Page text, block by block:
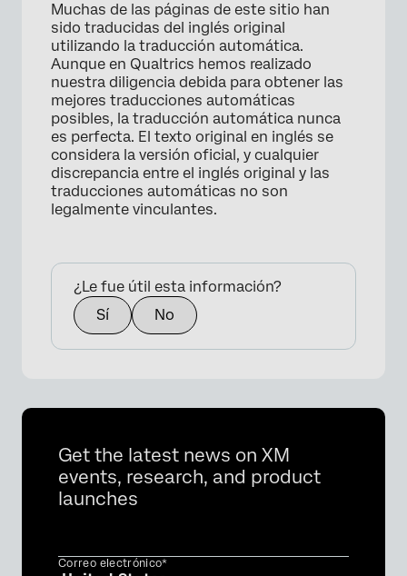
Muchas de las páginas de este sitio han
sido traducidas del inglés original
utilizando la traducción automática.
Aunque en Qualtrics hemos realizado
nuestra diligencia debida para obtener las
mejores traducciones automáticas
posibles, la traducción automática nunca
es perfecta. El texto original en inglés se
considera la versión oficial, y cualquier
discrepancia entre el inglés original y las
traducciones automáticas no son
legalmente vinculantes.
¿Le fue útil esta información?
Sí
No
Get the latest news on XM
events, research, and product
launches
Correo electrónico*